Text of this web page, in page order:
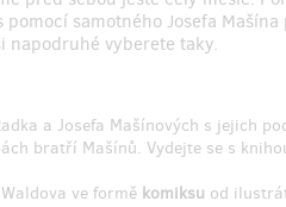
samotného Josefa
napodruhé vyberete taky.
a Josefa Mašínových s jejich
bratří Mašínů. Vydejte se s
ve formě komiksu od